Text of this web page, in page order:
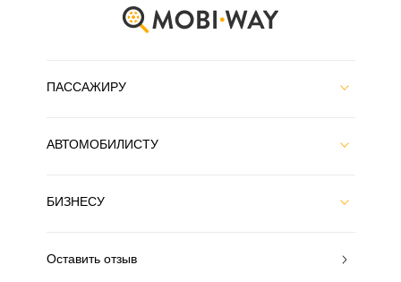
ПАССАЖИРУ
АВТОМОБИЛИСТУ
БИЗНЕСУ
Оставить отзыв